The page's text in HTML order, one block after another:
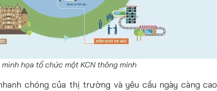
mình họa tổ chức một KCN thông minh
chóng của thị trường và yêu cầu ngày càng cao